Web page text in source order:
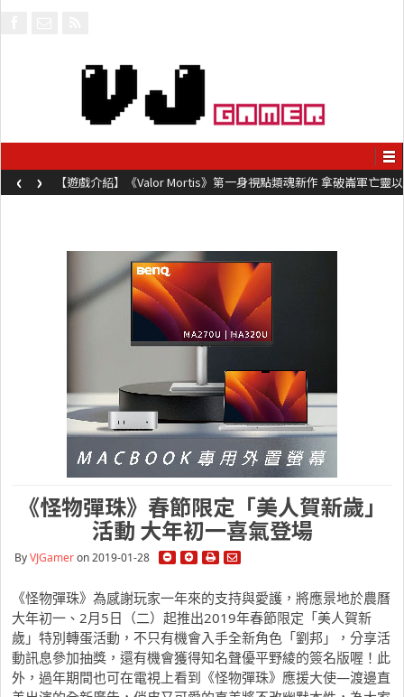
【遊戲介紹】《Valor Mortis》第一身視點類魂新作 拿破崙軍亡靈以
槍械劍與魔法殺敵
‹ ›
《怪物彈珠》春節限定「美人賀新歲」
活動 大年初一喜氣登場
ByVJGameron 2019-01-28
《怪物彈珠》為感謝玩家一年來的支持與愛護，將應景地於農曆
大年初一、2月5日（二）起推出2019年春節限定「美人賀新
歲」特別轉蛋活動，不只有機會入手全新角色「劉邦」，分享活
動訊息參加抽獎，還有機會獲得知名聲優平野綾的簽名版喔！此
外，過年期間也可在電視上看到《怪物彈珠》應援大使—渡邊直